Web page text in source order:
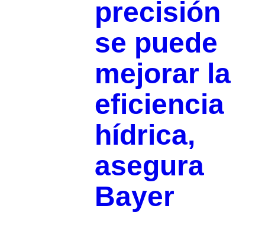
precisión
se puede
mejorar la
eficiencia
hídrica,
asegura
Bayer